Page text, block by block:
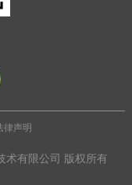
律声明
术有限公司 版权所有